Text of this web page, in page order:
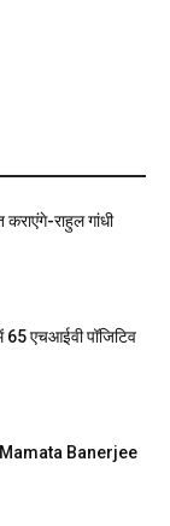
राहुल गांधी
एचआईवी पॉजिटिव
Mamata Banerjee